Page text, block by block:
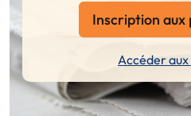
Inscription aux
Accéder